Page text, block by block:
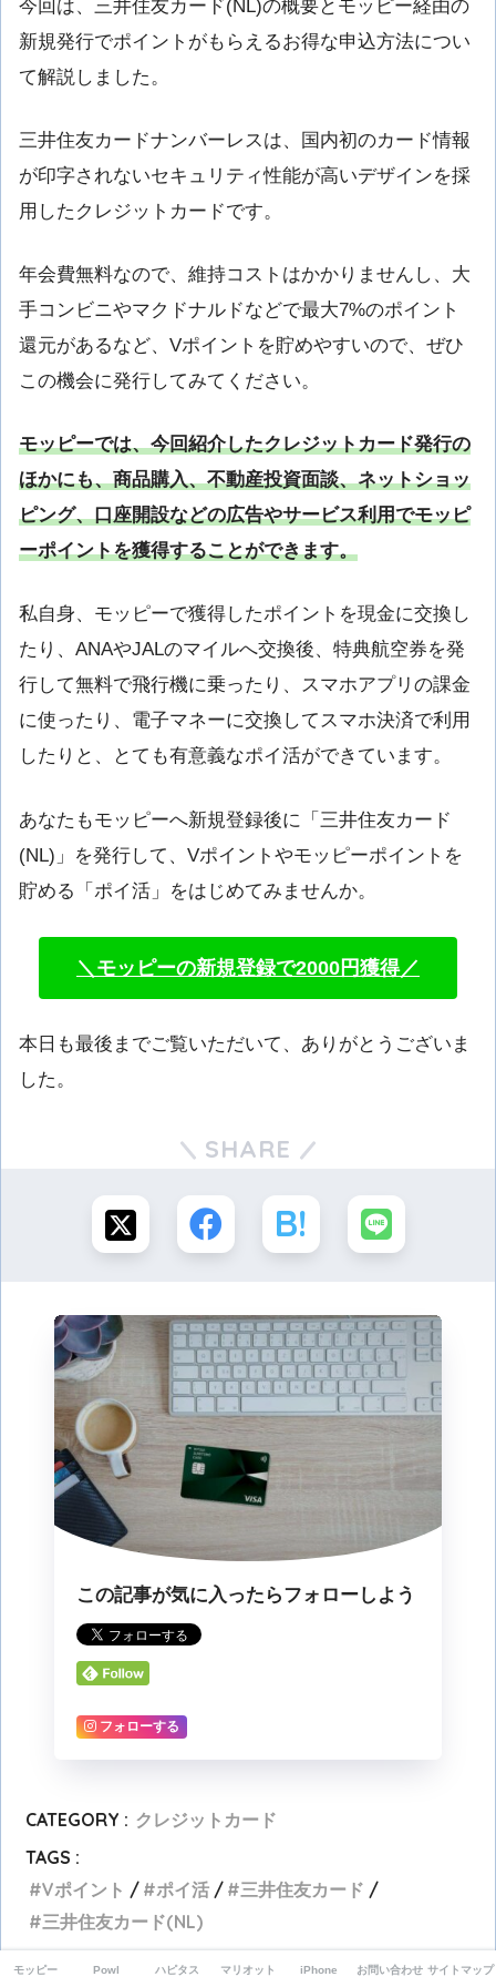
今回は、三井住友カード(NL)の概要とモッピー経由の
新規発行でポイントがもらえるお得な申込方法につい
て解説しました。
三井住友カードナンバーレスは、国内初のカード情報
が印字されないセキュリティ性能が高いデザインを採
用したクレジットカードです。
年会費無料なので、維持コストはかかりませんし、大
手コンビニやマクドナルドなどで最大7%のポイント
還元があるなど、Vポイントを貯めやすいので、ぜひ
この機会に発行してみてください。
モッピーでは、今回紹介したクレジットカード発行の
ほかにも、商品購入、不動産投資面談、ネットショッ
ピング、口座開設などの広告やサービス利用でモッピ
ーポイントを獲得することができます。
私自身、モッピーで獲得したポイントを現金に交換し
たり、ANAやJALのマイルへ交換後、特典航空券を発
行して無料で飛行機に乗ったり、スマホアプリの課金
に使ったり、電子マネーに交換してスマホ決済で利用
したりと、とても有意義なポイ活ができています。
あなたもモッピーへ新規登録後に「三井住友カード
(NL)」を発行して、Vポイントやモッピーポイントを
貯める「ポイ活」をはじめてみませんか。
＼モッピーの新規登録で2000円獲得／
本日も最後までご覧いただいて、ありがとうございま
した。
SHARE
この記事が気に入ったらフォローしよう
フォローする
CATEGORY : クレジットカード
TAGS :
Vポイント
ポイ活
三井住友カード
三井住友カード(NL)
モッピー Powl ハピタス マリオット iPhone お問い合わせ サイトマップ